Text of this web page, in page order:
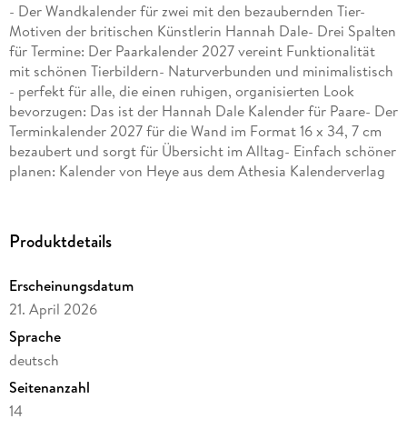
- Der Wandkalender für zwei mit den bezaubernden Tier-
Motiven der britischen Künstlerin Hannah Dale- Drei Spalten
für Termine: Der Paarkalender 2027 vereint Funktionalität
mit schönen Tierbildern- Naturverbunden und minimalistisch
- perfekt für alle, die einen ruhigen, organisierten Look
bevorzugen: Das ist der Hannah Dale Kalender für Paare- Der
Terminkalender 2027 für die Wand im Format 16 x 34, 7 cm
bezaubert und sorgt für Übersicht im Alltag- Einfach schöner
planen: Kalender von Heye aus dem Athesia Kalenderverlag
Produktdetails
Erscheinungsdatum
21. April 2026
Sprache
deutsch
Seitenanzahl
14